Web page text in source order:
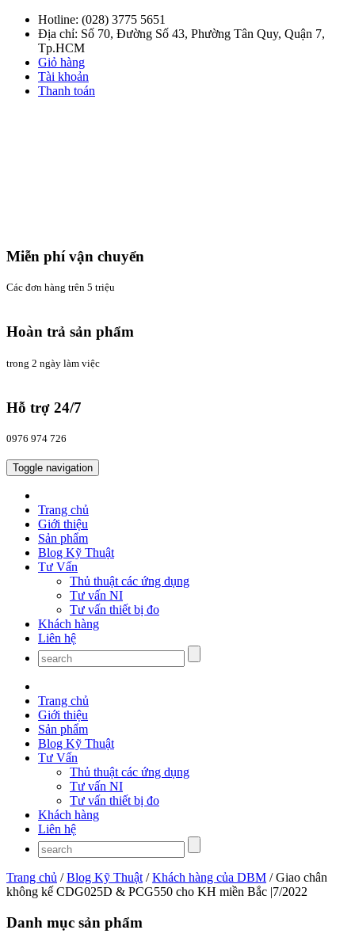
Hotline: (028) 3775 5651
Địa chỉ: Số 70, Đường Số 43, Phường Tân Quy, Quận 7,
Tp.HCM
Giỏ hàng
Tài khoản
Thanh toán
Miễn phí vận chuyển
Các đơn hàng trên 5 triệu
Hoàn trả sản phẩm
trong 2 ngày làm việc
Hỗ trợ 24/7
0976 974 726
Toggle navigation
Trang chủ
Giới thiệu
Sản phẩm
Blog Kỹ Thuật
Tư Vấn
Thủ thuật các ứng dụng
Tư vấn NI
Tư vấn thiết bị đo
Khách hàng
Liên hệ
Trang chủ
Giới thiệu
Sản phẩm
Blog Kỹ Thuật
Tư Vấn
Thủ thuật các ứng dụng
Tư vấn NI
Tư vấn thiết bị đo
Khách hàng
Liên hệ
Trang chủ /Blog Kỹ Thuật /Khách hàng của DBM / Giao chân
không kế CDG025D & PCG550 cho KH miền Bắc |7/2022
Danh mục sản phẩm